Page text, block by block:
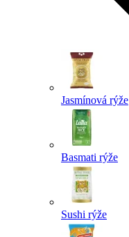
Jasmínová rýže
Basmati rýže
Sushi rýže